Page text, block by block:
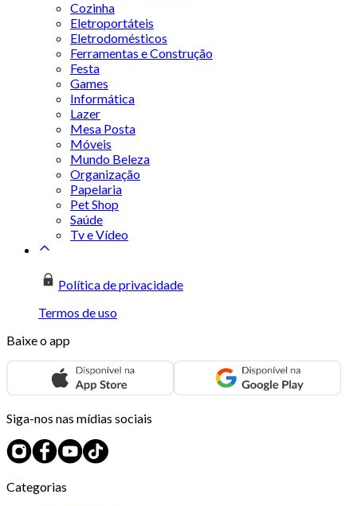
Cozinha
Eletroportáteis
Eletrodomésticos
Ferramentas e Construção
Festa
Games
Informática
Lazer
Mesa Posta
Móveis
Mundo Beleza
Organização
Papelaria
Pet Shop
Saúde
Tv e Vídeo
Política de privacidade
Termos de uso
Baixe o app
Siga-nos nas mídias sociais
Categorias